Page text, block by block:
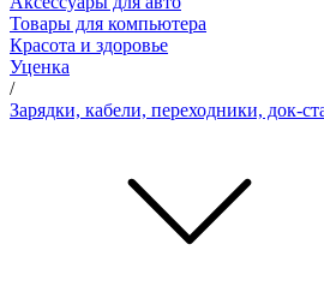
Товары для компьютера
Красота и здоровье
Уценка
/
Зарядки, кабели, переходники, док-